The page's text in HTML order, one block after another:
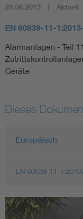
Cybersecurity in
Elektrofachkraft (EFK)
28.06.2013 Aktuell
EN 60839-11-
Alarmanlagen - Teil
Geräte
Dieses
Europäisch
EN 60839-11-